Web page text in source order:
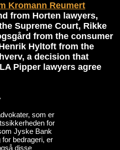
Kromann Reumert
from Horten lawyers,
Supreme Court, Rikke
from the consumer
Hyltoft from the
a decision that
Pipper lawyers agree